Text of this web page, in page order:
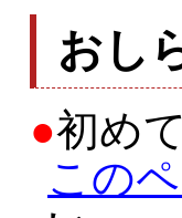
おし
●初め
この